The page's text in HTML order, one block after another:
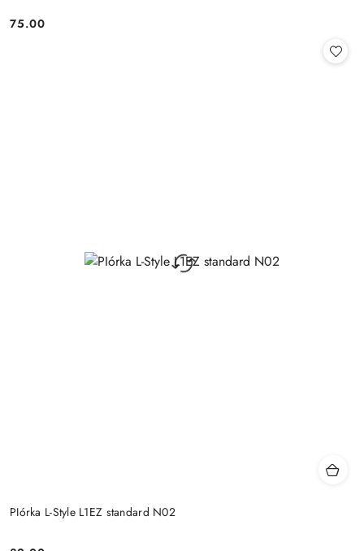
Cena:
75.00
PIórka L-Style L1EZ standard N02